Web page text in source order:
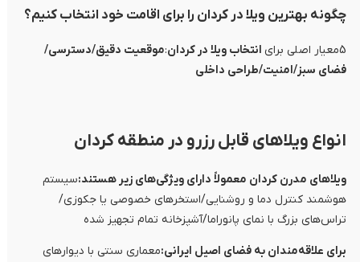
چگونه بهترین ویلا در کردان را برای اقامت خود انتخاب کنیم؟
5معیار اصلی برای انتخاب ویلا در کردان:موقعیت دقیق/دسترسی/
فضای سبز/امنیت/طراحی داخلی
انواع ویلاهای قابل رزرو در منطقه کردان
ویلاهای مدرن کردان معمولاً دارای ویژگی‌های زیر هستند:سیستم
هوشمند کنترل دما و روشنایی/استخرهای خصوصی یا جکوزی/
تراس‌های بزرگ با نمای پانوراما/آشپزخانه تمام تجهیز شده
برای علاقه‌مندان به فضای اصیل ایرانی:معماری سنتی با دیوارهای